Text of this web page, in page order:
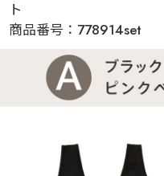
ト
商品番号： 778914set